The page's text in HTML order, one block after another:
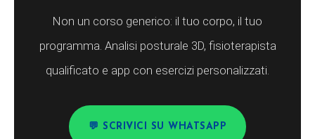
Non un corso generico: il tuo corpo, il tuo
programma. Analisi posturale 3D, fisioterapista
qualificato e app con esercizi personalizzati.
💬 SCRIVICI SU WHATSAPP